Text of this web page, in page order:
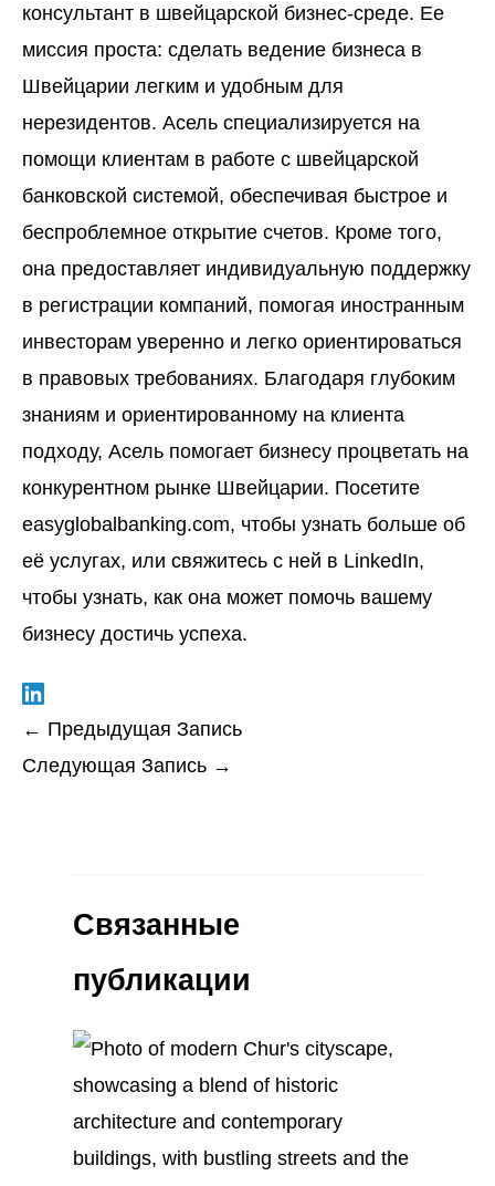
консультант в швейцарской бизнес-среде. Ее
миссия проста: сделать ведение бизнеса в
Швейцарии легким и удобным для
нерезидентов. Асель специализируется на
помощи клиентам в работе с швейцарской
банковской системой, обеспечивая быстрое и
беспроблемное открытие счетов. Кроме того,
она предоставляет индивидуальную поддержку
в регистрации компаний, помогая иностранным
инвесторам уверенно и легко ориентироваться
в правовых требованиях. Благодаря глубоким
знаниям и ориентированному на клиента
подходу, Асель помогает бизнесу процветать на
конкурентном рынке Швейцарии. Посетите
easyglobalbanking.com, чтобы узнать больше об
её услугах, или свяжитесь с ней в LinkedIn,
чтобы узнать, как она может помочь вашему
бизнесу достичь успеха.
← Предыдущая Запись
Следующая Запись →
Связанные
публикации